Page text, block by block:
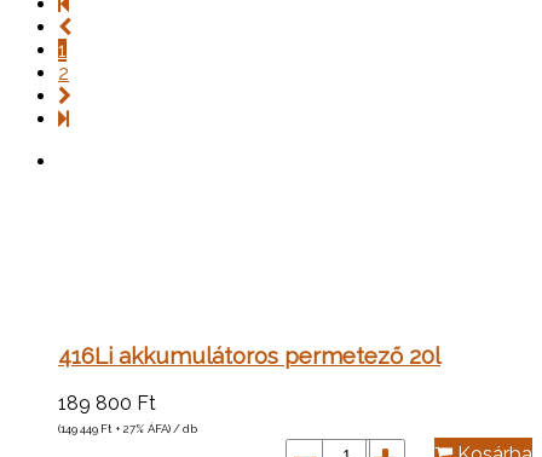
1
2
416Li akkumulátoros permetező 20l
189 800 Ft
(149 449 Ft + 27% ÁFA) / db